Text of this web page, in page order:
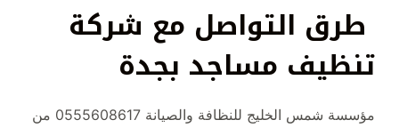
طرق التواصل مع شركة
تنظيف مساجد بجدة
مؤسسة شمس الخليج للنظافة والصيانة 0555608617 من